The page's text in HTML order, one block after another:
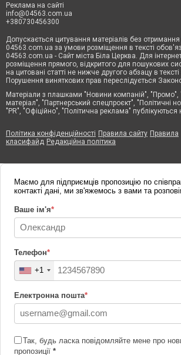
Реклама на сайті
info@04563.com.ua
+380730456300
Допускається цитування матеріалів без
04563.com.ua за умови розміщення в тексті
04563.com.ua - Сайт міста Біла Церква. Для
розміщення прямого, відкритого для пошукових
на цитовані статті не нижче другого абзацу в
Порушення виняткових прав переслідується
Матеріали з плашками "Новини компаній", "Промо",
матеріал", "Партнерський спецпроєкт", "Політичні
"PR", "Офіційно", "Політична реклама" публікуються
Політика конфіденційності Правила сайту Правила
класифайд Редакційна політика
Маємо для підприємців пропозицію по
контакті дані, ми зв'яжемось з вами та
Ваше ім'я*
Телефон*
+1
Електронна пошта*
Так, будь ласка повідомляйте мене про
пропозиції *